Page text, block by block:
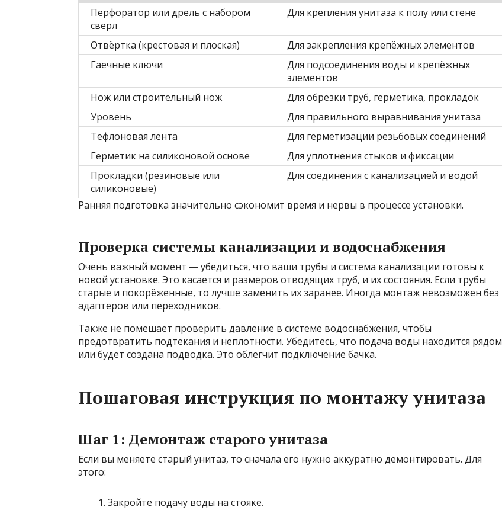
Перфоратор или дрель с набором
сверл
Для крепления унитаза к полу или стене
Отвёртка (крестовая и плоская)
Для закрепления крепёжных элементов
Гаечные ключи
Для подсоединения воды и крепёжных
элементов
Нож или строительный нож
Для обрезки труб, герметика, прокладок
Уровень
Для правильного выравнивания унитаза
Тефлоновая лента
Для герметизации резьбовых соединений
Герметик на силиконовой основе
Для уплотнения стыков и фиксации
Прокладки (резиновые или
силиконовые)
Для соединения с канализацией и водой
Ранняя подготовка значительно сэкономит время и нервы в процессе установки.
Проверка системы канализации и водоснабжения
Очень важный момент — убедиться, что ваши трубы и система канализации готовы к
новой установке. Это касается и размеров отводящих труб, и их состояния. Если трубы
старые и покорёженные, то лучше заменить их заранее. Иногда монтаж невозможен без
адаптеров или переходников.
Также не помешает проверить давление в системе водоснабжения, чтобы
предотвратить подтекания и неплотности. Убедитесь, что подача воды находится рядом
или будет создана подводка. Это облегчит подключение бачка.
Пошаговая инструкция по монтажу унитаза
Шаг 1: Демонтаж старого унитаза
Если вы меняете старый унитаз, то сначала его нужно аккуратно демонтировать. Для
этого:
Закройте подачу воды на стояке.